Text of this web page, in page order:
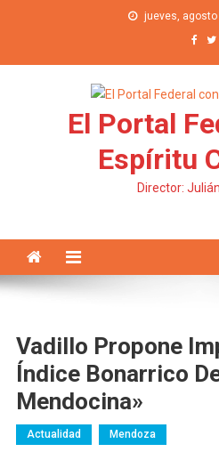
jueves, agosto
El Portal
Espíritu
Director:
Vadillo Propone
Índice Bonarrico
Mendocina»
Actualidad Mendoza